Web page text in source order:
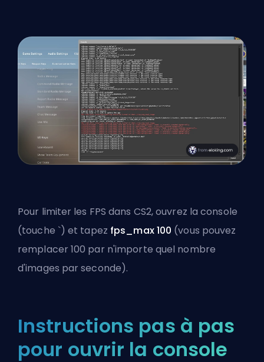
Pour limiter les FPS dans CS2, ouvrez la console
(touche `) et tapez fps_max 100 (vous pouvez
remplacer 100 par n'importe quel nombre
d'images par seconde).
Instructions pas à pas
pour ouvrir la console